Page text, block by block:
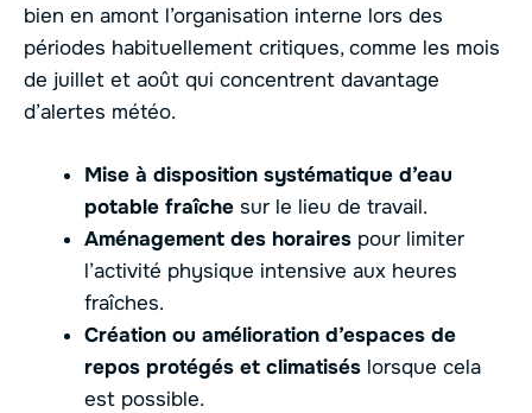
bien en amont l’organisation interne lors des
périodes habituellement critiques, comme les mois
de juillet et août qui concentrent davantage
d’alertes météo.
Mise à disposition systématique d’eau
potable fraîche sur le lieu de travail.
Aménagement des horaires pour limiter
l’activité physique intensive aux heures
fraîches.
Création ou amélioration d’espaces de
repos protégés et climatisés lorsque cela
est possible.